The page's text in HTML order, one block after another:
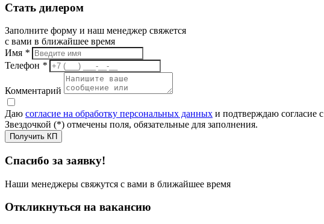
Стать дилером
Заполните форму и наш менеджер свяжется
с вами в ближайшее время
Имя *
Телефон *
Комментарий
Даю согласие на обработку персональных данных и подтверждаю согласие с
Звездочкой (*) отмечены поля, обязательные для заполнения.
Получить КП
Спасибо за заявку!
Наши менеджеры свяжутся с вами в ближайшее время
Откликнуться на вакансию